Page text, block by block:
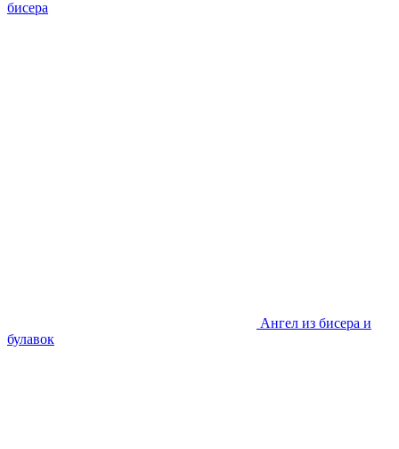
бисера
Ангел из бисера и
булавок